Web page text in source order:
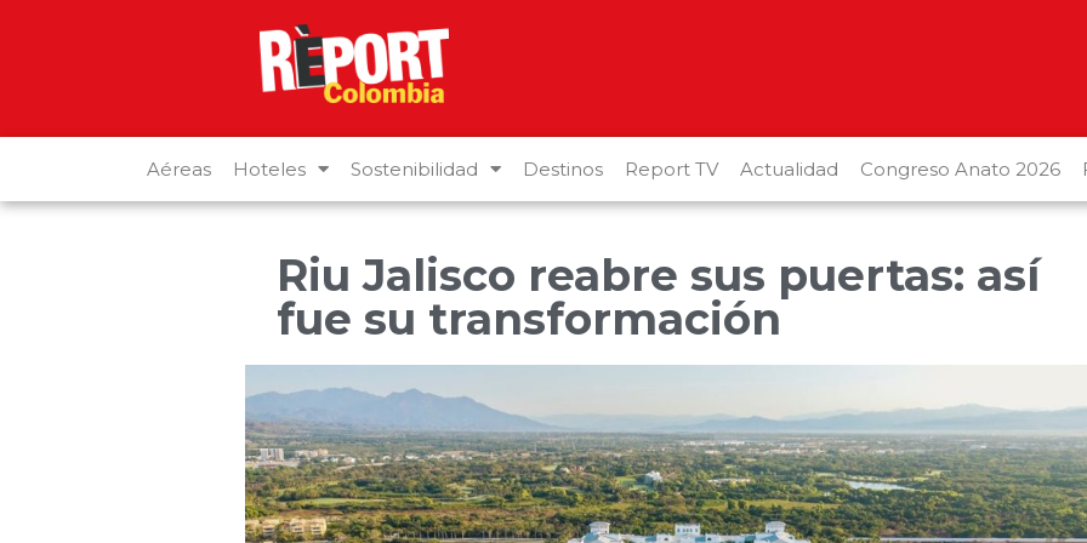
Aéreas Hoteles Sostenibilidad Destinos Report TV Actualidad Congreso Anato 2026
Riu Jalisco reabre sus puertas: así
fue su transformación